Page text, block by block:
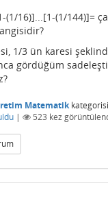
16)]...[1-(1/144)]=
1/3 ün karesi
gördüğüm
Matematik
| 523 kez